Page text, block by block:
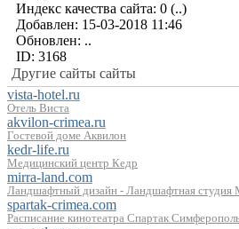
Индекс качества сайта: 0 (..)
Добавлен: 15-03-2018 11:46
Обновлен: ..
ID: 3168
Другие сайты сайты
vista-hotel.ru
Отель Виста
akvilon-crimea.ru
Гостевой доме Аквилон
kedr-life.ru
Медицинский центр Кедр
mirra-land.com
Ландшафтный дизайн - Ландшафтная студия
spartak-crimea.com
Расписание кинотеатра Спартак